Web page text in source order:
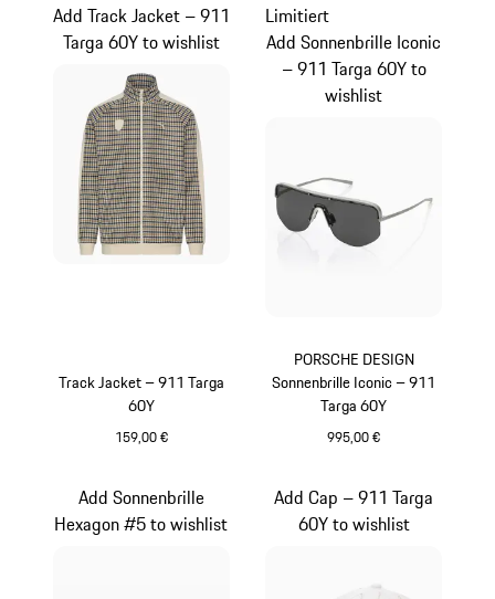
Track Jacket – 911 Targa
60Y
159,00 €
Add Track Jacket – 911
Targa 60Y to wishlist
PORSCHE DESIGN
Sonnenbrille Iconic – 911
Targa 60Y
995,00 €
Limitiert
Add Sonnenbrille Iconic
– 911 Targa 60Y to
wishlist
Add Sonnenbrille
Hexagon #5 to wishlist
Add Cap – 911 Targa
60Y to wishlist